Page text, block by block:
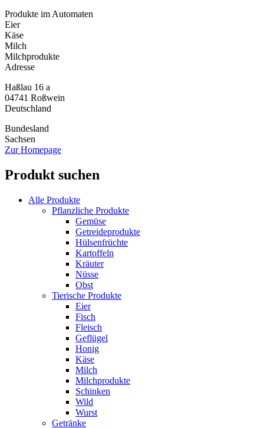
Produkte im Automaten
Eier
Käse
Milch
Milchprodukte
Adresse
Haßlau 16 a
04741 Roßwein
Deutschland
Bundesland
Sachsen
Zur Homepage
Produkt suchen
Alle Produkte
Pflanzliche Produkte
Gemüse
Getreideprodukte
Hülsenfrüchte
Kartoffeln
Kräuter
Nüsse
Obst
Tierische Produkte
Eier
Fisch
Fleisch
Geflügel
Honig
Käse
Milch
Milchprodukte
Schinken
Wild
Wurst
Getränke